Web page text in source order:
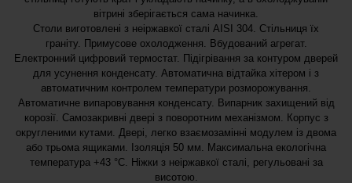
вітрині зберігається сама начинка.
Столи виготовлені з неіржавкої сталі AISI 304. Стільниця їх
граніту. Примусове охолодження. Вбудований агрегат.
Електронний цифровий термостат. Підігрівання за контуром дверей
для усунення конденсату. Автоматична відтайка хітером і з
автоматичним контролем температури розморожування.
Автоматичне випаровування конденсату. Випарник захищений від
корозії. Самозакривні двері з поворотним механізмом. Корпус з
округленими кутами. Двері, легко взаємозамінні модулем із двома
або трьома ящиками. Ізоляція 50 мм. Максимальна екологічна
температура +43 °C. Ніжки з неіржавкої сталі, регульовані за
висотою.